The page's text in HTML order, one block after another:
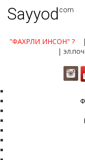
Sayyod.com
"ФАХРЛИ ИНСОН" ?
|